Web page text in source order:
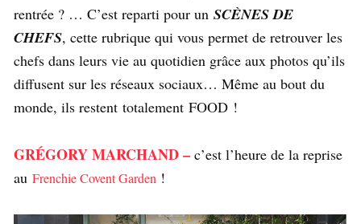
rentrée ? … C’est reparti pour un SCÈNES DE
CHEFS, cette rubrique qui vous permet de retrouver les
chefs dans leurs vie au quotidien grâce aux photos qu’ils
diffusent sur les réseaux sociaux… Même au bout du
monde, ils restent totalement FOOD !
GRÉGORY MARCHAND – c’est l’heure de la reprise
au Frenchie Covent Garden !